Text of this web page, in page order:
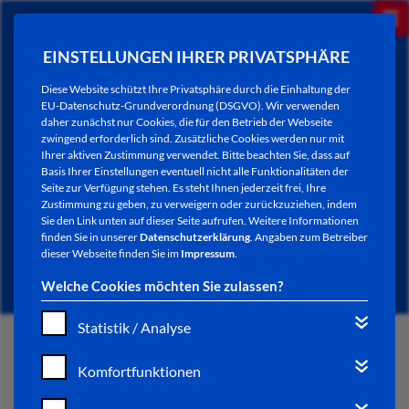
EINSTELLUNGEN IHRER PRIVATSPHÄRE
Diese Website schützt Ihre Privatsphäre durch die Einhaltung der
EU-Datenschutz-Grundverordnung (DSGVO). Wir verwenden
daher zunächst nur Cookies, die für den Betrieb der Webseite
zwingend erforderlich sind. Zusätzliche Cookies werden nur mit
Ihrer aktiven Zustimmung verwendet. Bitte beachten Sie, dass auf
Basis Ihrer Einstellungen eventuell nicht alle Funktionalitäten der
Seite zur Verfügung stehen. Es steht Ihnen jederzeit frei, Ihre
Zustimmung zu geben, zu verweigern oder zurückzuziehen, indem
Sie den Link unten auf dieser Seite aufrufen. Weitere Informationen
finden Sie in unsererDatenschutzerklärung. Angaben zum Betreiber
dieser Webseite finden Sie im Impressum.
Welche Cookies möchten Sie zulassen?
Statistik / Analyse
Komfortfunktionen
NEWSLETTER / CITY LETTER
START